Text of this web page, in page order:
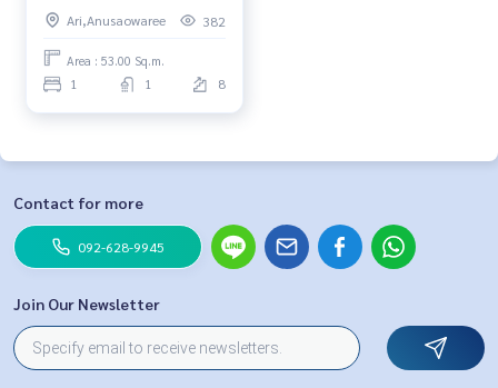
Ari,Anusaowaree
382
Area : 53.00 Sq.m.
1 1 8
Contact for more
092-628-9945
Join Our Newsletter